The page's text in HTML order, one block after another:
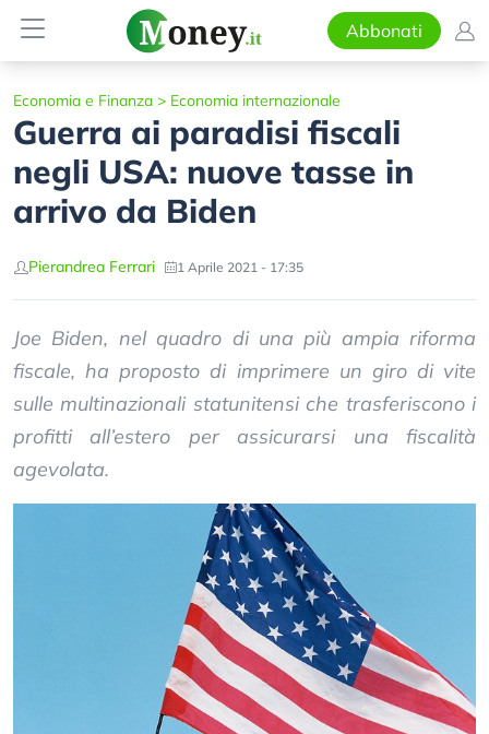
Abbonati
Economia e Finanza > Economia internazionale
Guerra ai paradisi fiscali
negli USA: nuove tasse in
arrivo da Biden
Pierandrea Ferrari 1 Aprile 2021 - 17:35
Joe Biden, nel quadro di una più ampia riforma
fiscale, ha proposto di imprimere un giro di vite
sulle multinazionali statunitensi che trasferiscono i
profitti all’estero per assicurarsi una fiscalità
agevolata.